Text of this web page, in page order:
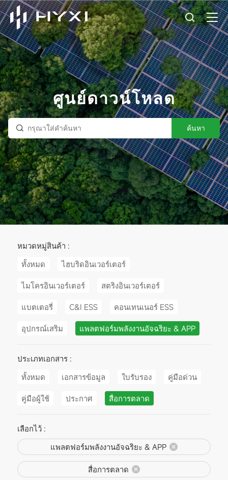
ศูนย์ดาวน์โหลด
ค้นหา
หมวดหมู่สินค้า :
ทั้งหมด
ไฮบริดอินเวอร์เตอร์
ไมโครอินเวอร์เตอร์ สตริงอินเวอร์เตอร์
แบตเตอรี่ C&I ESS คอนเทนเนอร์ ESS
อุปกรณ์เสริม แพลตฟอร์มพลังงานอัจฉริยะ & APP
ประเภทเอกสาร :
ทั้งหมด
เอกสารข้อมูล ใบรับรอง คู่มือด่วน
คู่มือผู้ใช้ ประกาศ สื่อการตลาด
เลือกไว้ :
แพลตฟอร์มพลังงานอัจฉริยะ & APP
สื่อการตลาด